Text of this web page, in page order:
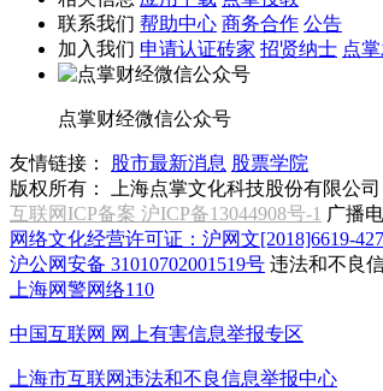
联系我们 帮助中心 商务合作 公告
加入我们 申请认证砖家 招贤纳士 点
点掌财经微信公众号
友情链接： 股市最新消息 股票学院
版权所有：
上海点掌文化科技股份有限公司
互联网ICP备案 沪ICP备13044908号-1 广播
网络文化经营许可证：沪网文[2018]6619-
沪公网安备 31010702001519号 违法和不良
上海网警网络110
中国互联网 网上有害信息举报专区
上海市互联网违法和不良信息举报中心